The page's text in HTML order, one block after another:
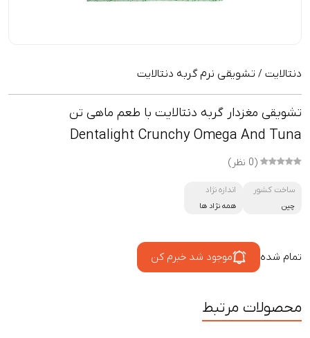
دنتالایت / تشويقى نرم گربه دنتالایت
تشویقی مغزدار گربه دنتالایت با طعم ماهی تن
Dentalight Crunchy Omega And Tuna
(0 نظر)
ساخت کشور
چین
اندازه نژاد
همه نژاد ها
تمام شده موجود شد خبرم کن
محصولات مرتبط